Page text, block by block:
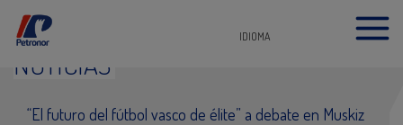
IDIOMA
NOTICIAS
“El futuro del fútbol vasco de élite” a debate en Muskiz